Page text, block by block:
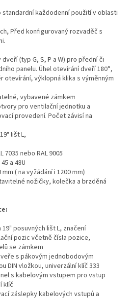
každodenní použití v oblasti
Před konfigurovaný rozvaděč s
dveří(typ G, S, P a W) pro přední či
panelu. Úhel otevírání dveří 180°,
otevírání, výklopná klika s výměnným
vybavené zámkem
pro ventilační jednotku a
provedení. Počet závisí na
lišt L,
7035nebo RAL 9005
a 48U
mm ( na vyžádání i 1200 mm)
nožičky, kolečka a brzděná
posuvných lišt L, značení
pozic včetně čísla pozice,
se zámkem
s pákovým jednobodovým
DIN vložkou, univerzální klíč 333
s kabelovým vstupem pro vstup
klíč
záslepky kabelových vstupů a